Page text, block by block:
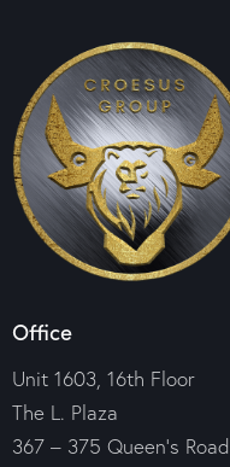
Office
Unit 1603, 16th Floor
The L. Plaza
367 – 375 Queen’s Road